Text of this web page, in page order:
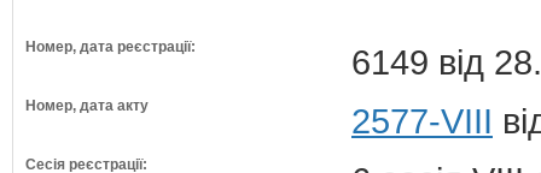
Номер, дата реєстрації: 6149 від
Номер, дата акту 2577-VIII
Сесія реєстрації: